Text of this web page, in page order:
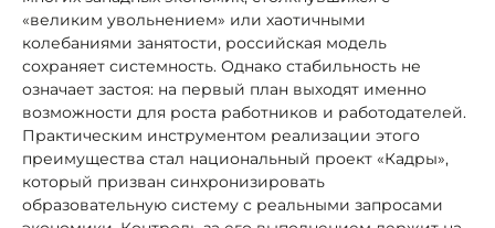
«великим увольнением» или хаотичными
колебаниями занятости, российская модель
сохраняет системность. Однако стабильность не
означает застоя: на первый план выходят именно
возможности для роста работников и работодателей.
Практическим инструментом реализации этого
преимущества стал национальный проект «Кадры»,
который призван синхронизировать
образовательную систему с реальными запросами